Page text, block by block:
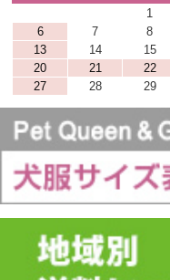
1
6
7 8
13
14 15
20
21 22
27
28 29